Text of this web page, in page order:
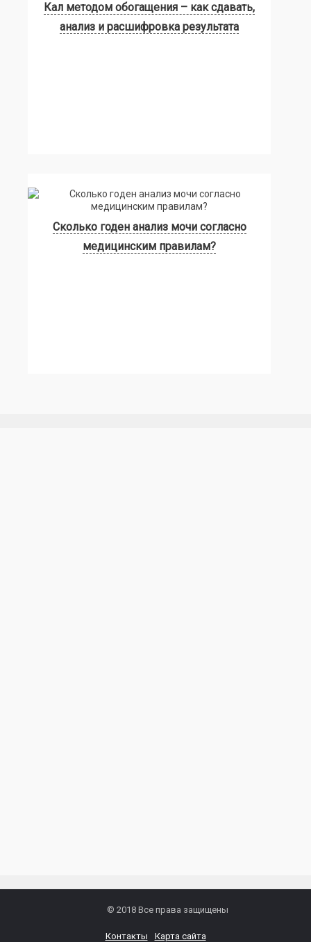
Кал методом обогащения – как сдавать,
анализ и расшифровка результата
Сколько годен анализ мочи согласно
медицинским правилам?
© 2018 Все права защищены
Контакты Карта сайта